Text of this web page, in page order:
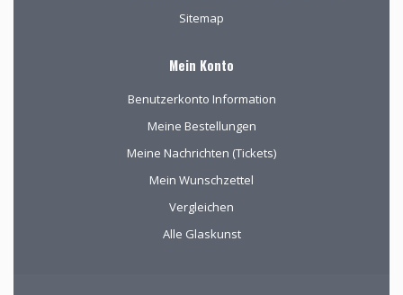
Sitemap
Mein Konto
Benutzerkonto Information
Meine Bestellungen
Meine Nachrichten (Tickets)
Mein Wunschzettel
Vergleichen
Alle Glaskunst